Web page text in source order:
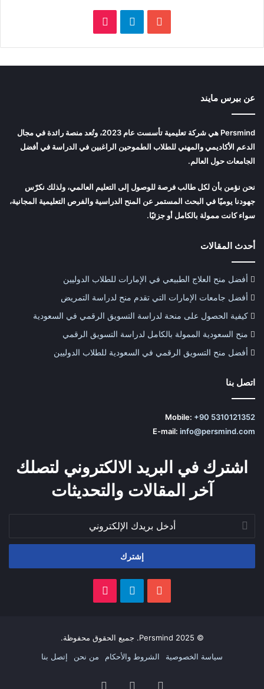
‫YouTubeتيلقرام
عن بيرس مايند
Persmind هي شركة تعليمية تأسست عام 2023، وتُعد منصة رائدة في مجال
الدعم الأكاديمي والمهني للطلاب الطموحين الراغبين في الدراسة في أفضل
الجامعات حول العالم.
نحن نؤمن بأن لكل طالب فرصة للوصول إلى التعليم العالمي، ولذلك نكرّس
جهودنا يوميًا في البحث المستمر عن المنح الدراسية والفرص التعليمية المجانية،
سواء كانت ممولة بالكامل أو جزئيًا.
أحدث المقالات
أفضل منح العلاج الطبيعي في الإمارات للطلاب الدوليين
أفضل جامعات الإمارات التي تقدم منح لدراسة التمريض
كيفية الحصول على منحة لدراسة التسويق الرقمي في السعودية
منح السعودية الممولة بالكامل لدراسة التسويق الرقمي
أفضل منح التسويق الرقمي في السعودية للطلاب الدوليين
اتصل بنا
Mobile: +90 5310121352
E-mail: info@persmind.com
اشترك في البريد الالكتروني لتصلك
آخر المقالات والتحديثات
أدخل
بريدك
الإلكتروني
‫YouTubeتيلقرام
© 2025 Persmind. جميع الحقوق محفوظة.
سياسة الخصوصية
الشروط والأحكام من نحن إتصل بنا
‫YouTubeتيلقرام